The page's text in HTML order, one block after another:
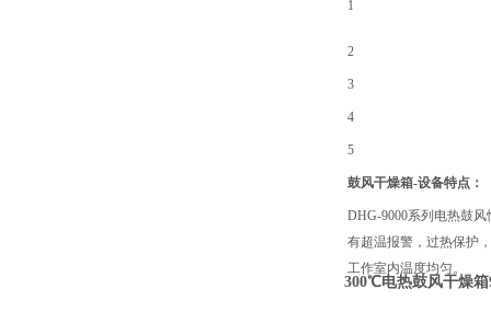
1
2
3
4
5
鼓风干燥箱-设备特点：
DHG-9000系列电热鼓
有超温报警，过热保护
工作室内温度均匀。
300℃电热鼓风干燥箱